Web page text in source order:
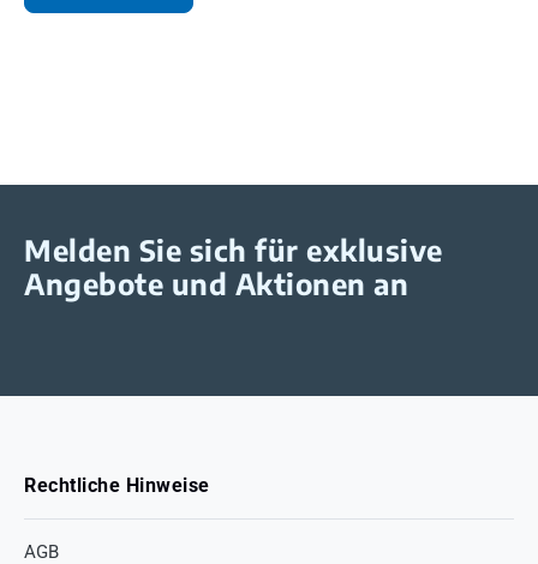
Melden Sie sich für exklusive
Angebote und Aktionen an
Rechtliche Hinweise
AGB